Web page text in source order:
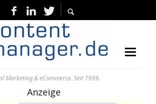
Marketing & eCommerce. Seit 1999.
Anzeige